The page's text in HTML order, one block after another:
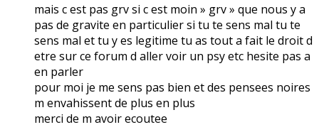
mais c est pas grv si c est moin » grv » que nous y a
pas de gravite en particulier si tu te sens mal tu te
sens mal et tu y es legitime tu as tout a fait le droit d
etre sur ce forum d aller voir un psy etc hesite pas a
en parler
pour moi je me sens pas bien et des pensees noires
m envahissent de plus en plus
merci de m avoir ecoutee